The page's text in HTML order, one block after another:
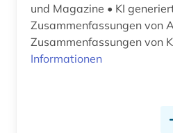
und Magazine • KI
Zusammenfassungen von
Zusammenfassungen von
Informationen